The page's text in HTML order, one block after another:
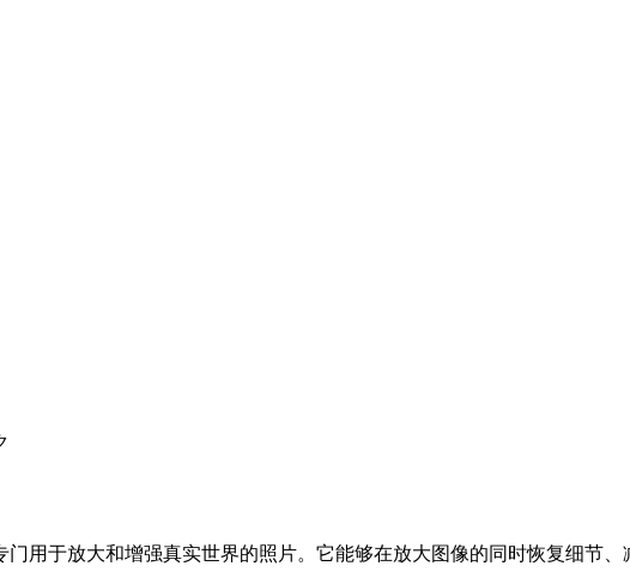
用于放大和增强真实世界的照片。它能够在放大图像的同时恢复细节、